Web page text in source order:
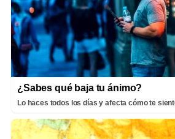
¿Sabes qué baja tu ánimo?
Lo haces todos los días y afecta cómo te